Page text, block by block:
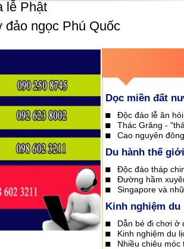
lễ Phật
đảo ngọc Phú Quốc
Dọc miền đất
Độc đáo lễ ăn
Thác Grăng -
Cao nguyên
Du hành thế giới
Độc đáo tháp
Đường hầm
Singapore và
Kinh nghiệm du
Dẫn bé đi chơi ở
Kinh nghiệm du
Nhiều chiêu móc